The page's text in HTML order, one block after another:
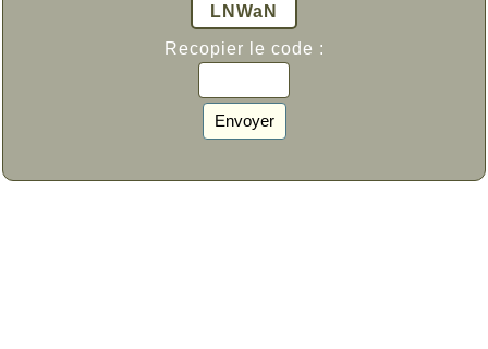
LNWaN
Recopier le code :
Envoyer